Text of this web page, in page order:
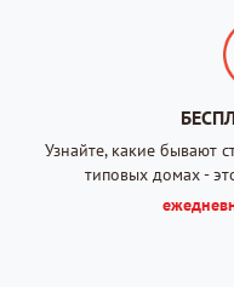
Узнайте, какие бывают
типовых домах -